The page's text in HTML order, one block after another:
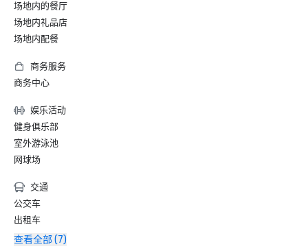
场地内的餐厅
场地内礼品店
场地内配餐
商务服务
商务中心
娱乐活动
健身俱乐部
室外游泳池
网球场
交通
公交车
出租车
查看全部 (7)